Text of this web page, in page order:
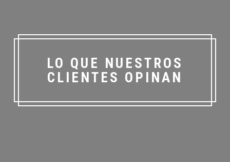
LO QUE NUESTROS
CLIENTES OPINAN